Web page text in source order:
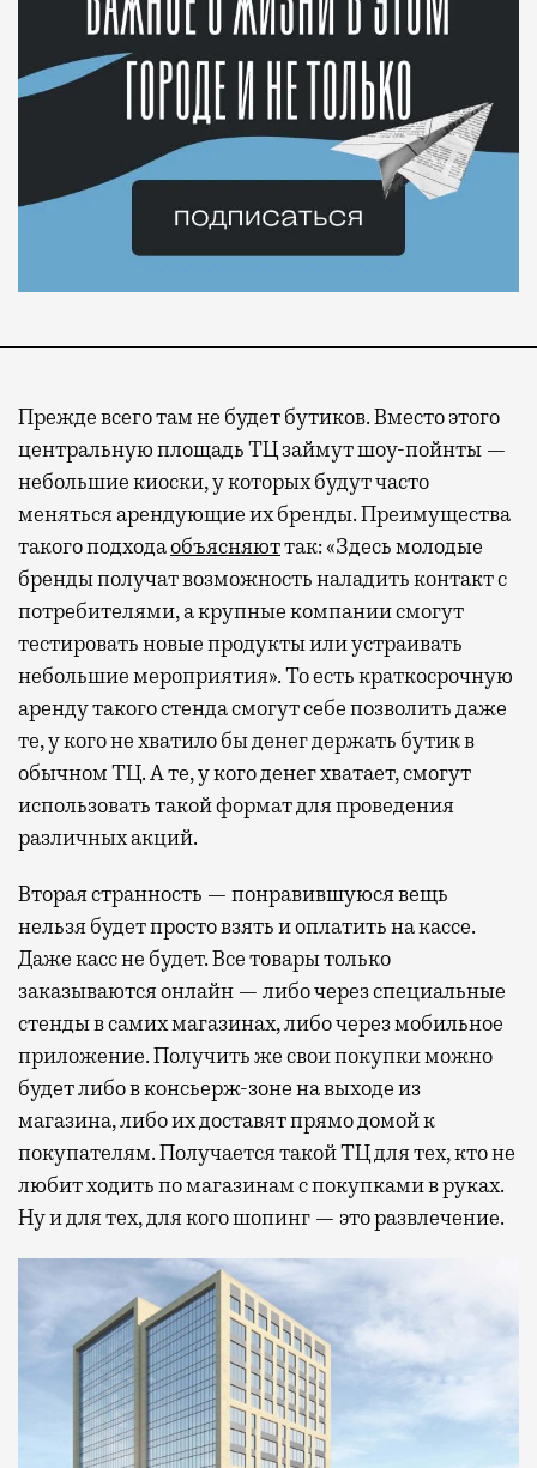
Прежде всего там не будет бутиков. Вместо этого
центральную площадь ТЦ займут шоу-пойнты —
небольшие киоски, у которых будут часто
меняться арендующие их бренды. Преимущества
такого подходаобъясняюттак: «Здесь молодые
бренды получат возможность наладить контакт с
потребителями, а крупные компании смогут
тестировать новые продукты или устраивать
небольшие мероприятия». То есть краткосрочную
аренду такого стенда смогут себе позволить даже
те, у кого не хватило бы денег держать бутик в
обычном ТЦ. А те, у кого денег хватает, смогут
использовать такой формат для проведения
различных акций.
Вторая странность — понравившуюся вещь
нельзя будет просто взять и оплатить на кассе.
Даже касс не будет. Все товары только
заказываются онлайн — либо через специальные
стенды в самих магазинах, либо через мобильное
приложение. Получить же свои покупки можно
будет либо в консьерж-зоне на выходе из
магазина, либо их доставят прямо домой к
покупателям. Получается такой ТЦ для тех, кто не
любит ходить по магазинам с покупками в руках.
Ну и для тех, для кого шопинг — это развлечение.